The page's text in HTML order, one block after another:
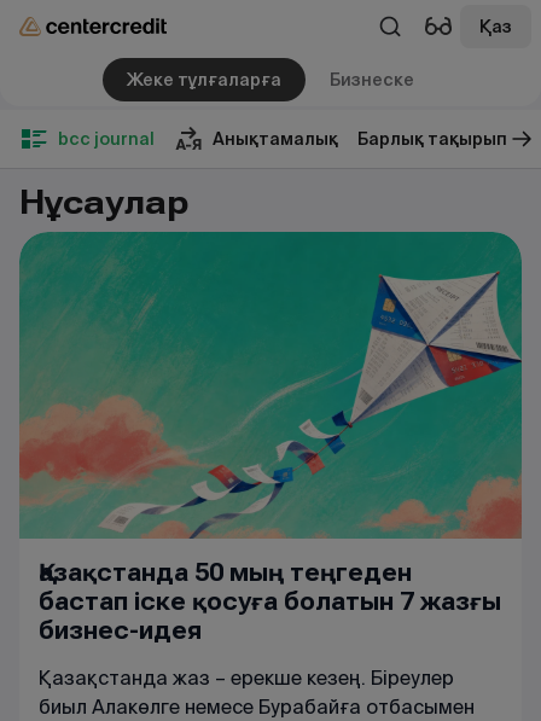
Қаз
Жеке тұлғаларға Бизнеске
bcc journal Анықтамалық Барлық тақырып
Нұсқаулар
Қазақстанда 50 мың теңгеден
бастап іске қосуға болатын 7 жазғы
бизнес-идея
Қазақстанда жаз – ерекше кезең. Біреулер
биыл Алакөлге немесе Бурабайға отбасымен